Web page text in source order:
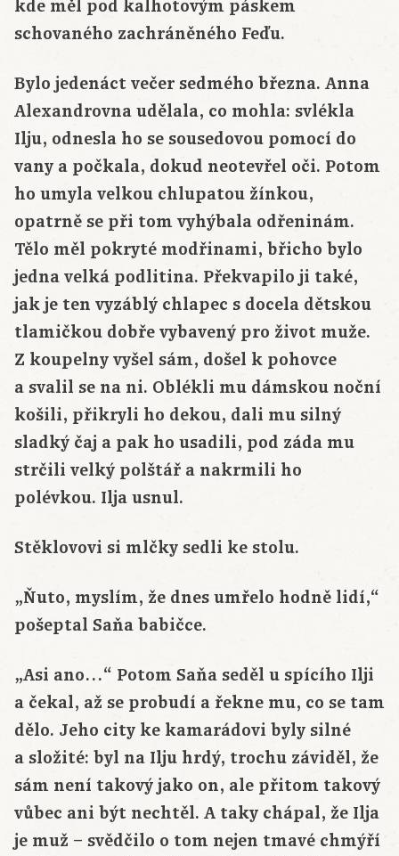
kde měl pod kalhotovým páskem
schovaného zachráněného Feďu.
Bylo jedenáct večer sedmého března. Anna
Alexandrovna udělala, co mohla: svlékla
Ilju, odnesla ho se sousedovou pomocí do
vany a počkala, dokud neotevřel oči. Potom
ho umyla velkou chlupatou žínkou,
opatrně se při tom vyhýbala odřeninám.
Tělo měl pokryté modřinami, břicho bylo
jedna velká podlitina. Překvapilo ji také,
jak je ten vyzáblý chlapec s docela dětskou
tlamičkou dobře vybavený pro život muže.
Z koupelny vyšel sám, došel k pohovce
a svalil se na ni. Oblékli mu dámskou noční
košili, přikryli ho dekou, dali mu silný
sladký čaj a pak ho usadili, pod záda mu
strčili velký polštář a nakrmili ho
polévkou. Ilja usnul.
Stěklovovi si mlčky sedli ke stolu.
„Ňuto, myslím, že dnes umřelo hodně lidí,“
pošeptal Saňa babičce.
„Asi ano…“ Potom Saňa seděl u spícího Ilji
a čekal, až se probudí a řekne mu, co se tam
dělo. Jeho city ke kamarádovi byly silné
a složité: byl na Ilju hrdý, trochu záviděl, že
sám není takový jako on, ale přitom takový
vůbec ani být nechtěl. A taky chápal, že Ilja
je muž – svědčilo o tom nejen tmavé chmýří